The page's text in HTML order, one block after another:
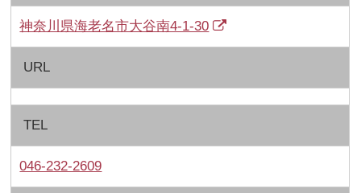
神奈川県海老名市大谷南4-1-30
URL
TEL
046-232-2609